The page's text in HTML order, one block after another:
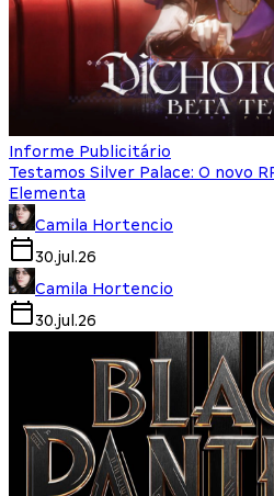
Informe Publicitário
Testamos Silver Palace: O novo
Elementa
Camila Hortencio
30.jul.26
Camila Hortencio
30.jul.26